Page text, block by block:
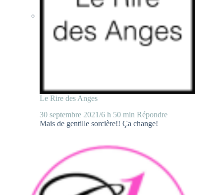
Le Rire des Anges
30 septembre 2021/6 h 50 min Répondre
Mais de gentille sorcière!! Ça change!